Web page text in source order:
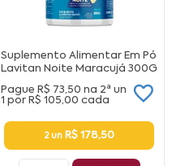
Suplemento Alimentar Em Pó
Lavitan Noite Maracujá 300G
Pague R$ 73,50 na 2ª un
1 por R$ 105,00 cada
2 un R$ 178,50